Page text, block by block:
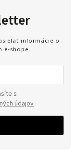
informácie o
e-shope.
údajov